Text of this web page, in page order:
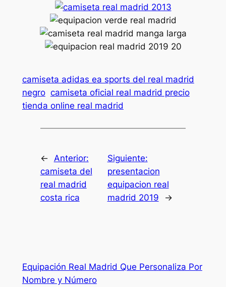
camiseta adidas ea sports del real madrid
negro camiseta oficial real madrid precio
tienda online real madrid
←
Anterior:
camiseta del
real madrid
costa rica
Siguiente:
presentacion
equipacion real
madrid 2019
→
Equipación Real Madrid Que Personaliza Por
Nombre y Número